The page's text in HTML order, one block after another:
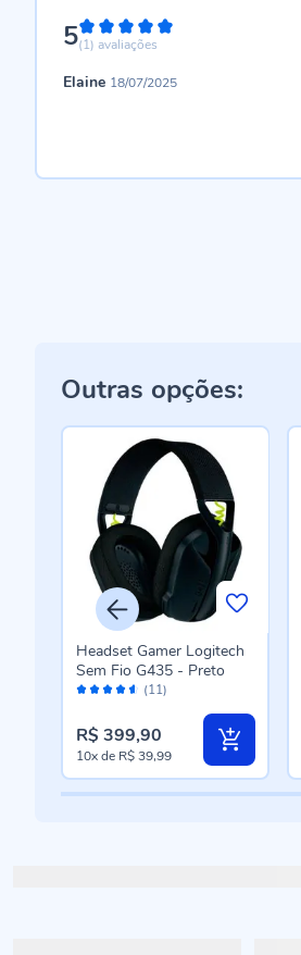
5100%
(1) avaliações
Elaine 18/07/2025
Outras opções:
Avaliação: (11)
Headset Gamer Logitech
Sem Fio G435 - Preto
R$ 399,90
10xde R$ 39,99